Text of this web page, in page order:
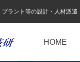
ラント等の設計・人材派遣
HOME